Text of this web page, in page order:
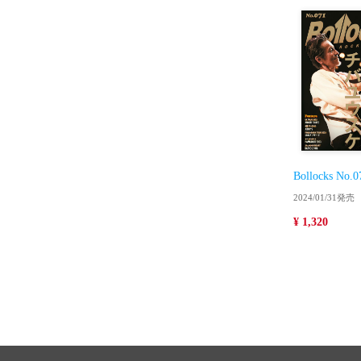
Bollocks
2024/01/31発売
¥ 1,320